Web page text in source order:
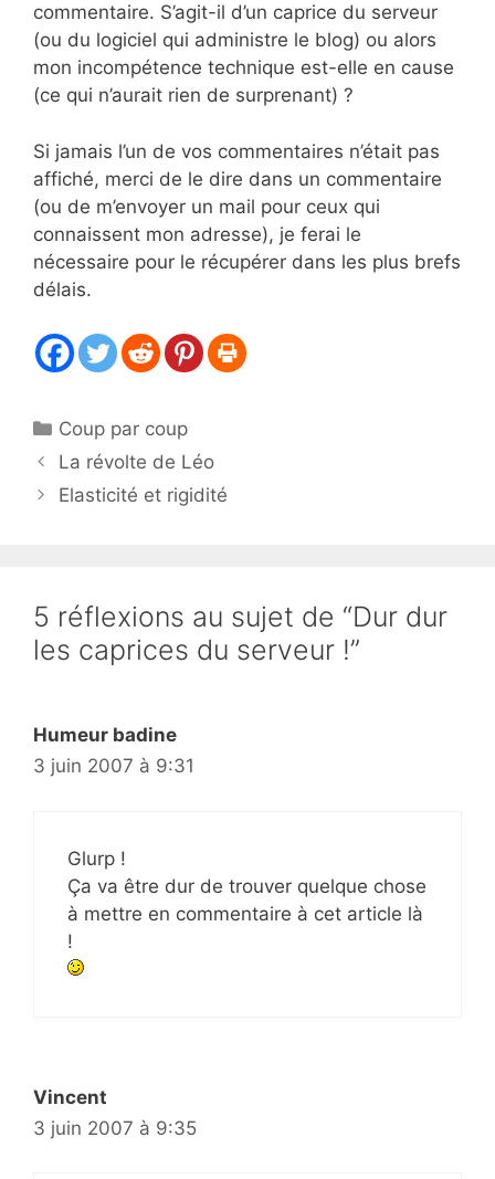
commentaire. S’agit-il d’un caprice du serveur
(ou du logiciel qui administre le blog) ou alors
mon incompétence technique est-elle en cause
(ce qui n’aurait rien de surprenant) ?
Si jamais l’un de vos commentaires n’était pas
affiché, merci de le dire dans un commentaire
(ou de m’envoyer un mail pour ceux qui
connaissent mon adresse), je ferai le
nécessaire pour le récupérer dans les plus brefs
délais.
Catégories
Coup par coup
La révolte de Léo
Elasticité et rigidité
5 réflexions au sujet de “Dur dur
les caprices du serveur !”
Humeur badine
3 juin 2007 à 9:31
Glurp !
Ça va être dur de trouver quelque chose
à mettre en commentaire à cet article là
!
Vincent
3 juin 2007 à 9:35